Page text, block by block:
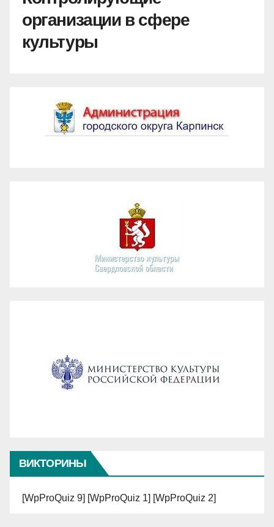
организации в сфере
культуры
ВИКТОРИНЫ
[WpProQuiz 9] [WpProQuiz 1] [WpProQuiz 2]